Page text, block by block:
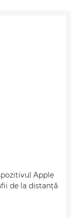
Apple
de la distanţă